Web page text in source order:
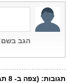
הגב
תגובות: (צפה ב- 8